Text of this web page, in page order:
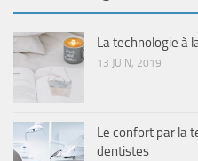
La technologie à
13 JUIN, 2019
Le confort par la
dentistes